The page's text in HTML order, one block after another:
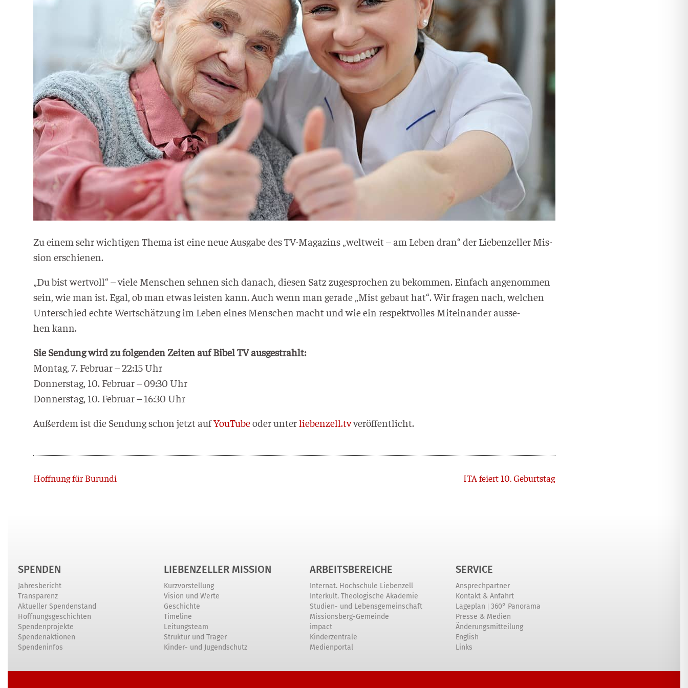
Zu einem sehr wich­ti­gen The­ma ist eine neue Aus­ga­be des TV-Maga­zins „welt­weit – am Leben dran“ der Lie­ben­zel­ler Mis­
si­on erschienen.
„Du bist wert­voll“ – vie­le Men­schen seh­nen sich danach, die­sen Satz zuge­spro­chen zu bekom­men. Ein­fach ange­nom­men
sein, wie man ist. Egal, ob man etwas leis­ten kann. Auch wenn man gera­de „Mist gebaut hat“. Wir fra­gen nach, wel­chen
Unter­schied ech­te Wert­schät­zung im Leben eines Men­schen macht und wie ein respekt­vol­les Mit­ein­an­der aus­se­
hen kann.
Sie Sen­dung wird zu fol­gen­den Zei­ten auf Bibel TV ausgestrahlt:
Mon­tag, 7. Febru­ar – 22:15 Uhr
Don­ners­tag, 10. Febru­ar – 09:30 Uhr
Don­ners­tag, 10. Febru­ar – 16:30 Uhr
Außer­dem ist die Sen­dung schon jetzt aufYou­Tubeoder unterliebenzell.tvveröffentlicht.
Zurück
Hoffnung für Burundi ITA feiert 10. GeburtstagNächster
SPENDEN
Jahresbericht
Transparenz
Aktueller Spendenstand
Hoffnungsgeschichten
Spendenprojekte
Spendenaktionen
Spendeninfos
LIEBENZELLER MISSION
Kurzvorstellung
Vision und Werte
Geschichte
Timeline
Leitungsteam
Struktur und Träger
Kinder- und Jugendschutz
ARBEITSBEREICHE
Internat. Hochschule Liebenzell
Interkult. Theologische Akademie
Studien- und Lebensgemeinschaft
Missionsberg-Gemeinde
impact
Kinderzentrale
Medienportal
SERVICE
Ansprechpartner
Kontakt & Anfahrt
Lageplan | 360° Panorama
Presse & Medien
Änderungsmitteilung
English
Links